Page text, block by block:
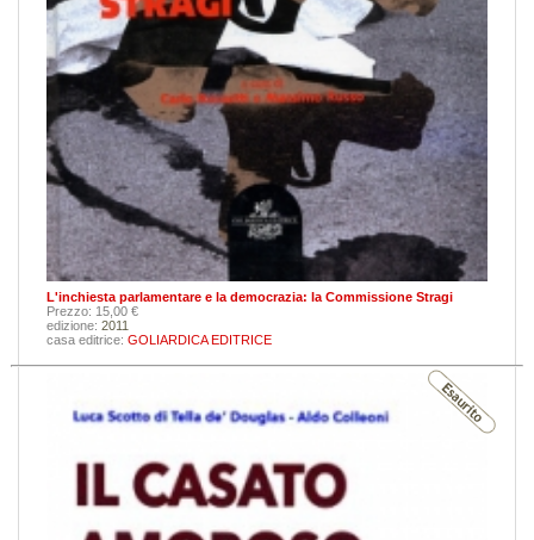
L'inchiesta parlamentare e la democrazia: la Commissione Stragi
Prezzo: 15,00 €
edizione: 2011
casa editrice: GOLIARDICA EDITRICE